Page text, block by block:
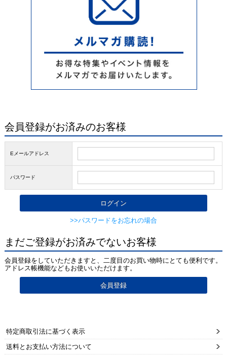
会員登録がお済みのお客様
Eメールアドレス
パスワード
>>パスワードをお忘れの場合
まだご登録がお済みでないお客様
会員登録をしていただきますと、二度目のお買い物時にとても便利です。
アドレス帳機能などもお使いいただけます。
特定商取引法に基づく表示
送料とお支払い方法について